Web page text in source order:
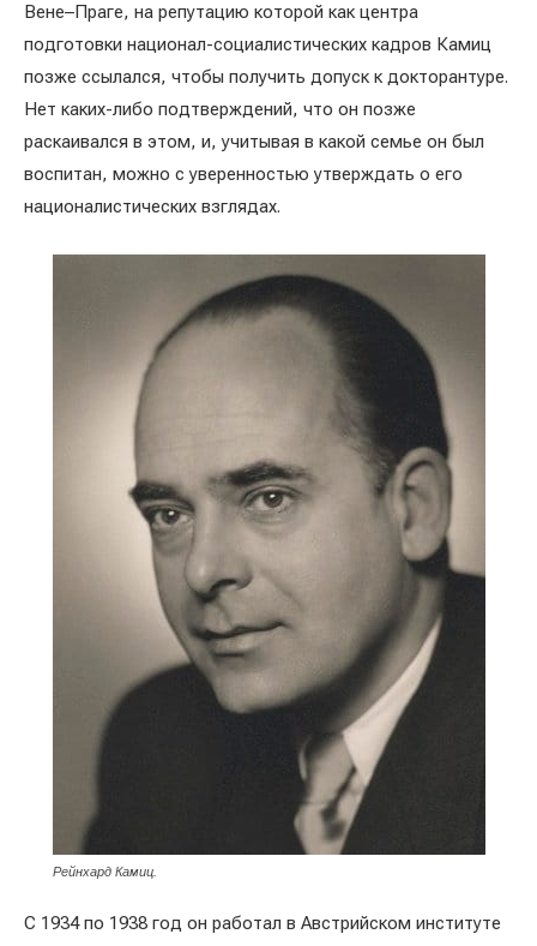
Вене–Праге, на репутацию которой как центра
подготовки национал-социалистических кадров Камиц
позже ссылался, чтобы получить допуск к докторантуре.
Нет каких-либо подтверждений, что он позже
раскаивался в этом, и, учитывая в какой семье он был
воспитан, можно с уверенностью утверждать о его
националистических взглядах.
Рейнхард Камиц.
С 1934 по 1938 год он работал в Австрийском институте